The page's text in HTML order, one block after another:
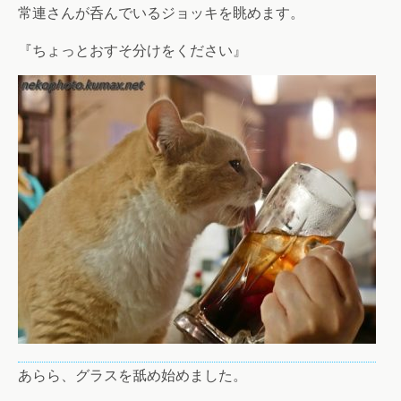
常連さんが呑んでいるジョッキを眺めます。
『ちょっとおすそ分けをください』
あらら、グラスを舐め始めました。